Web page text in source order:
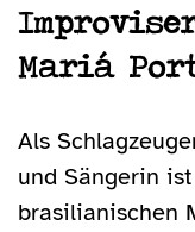
Mariá
Als
und Sängerin
brasilianischen